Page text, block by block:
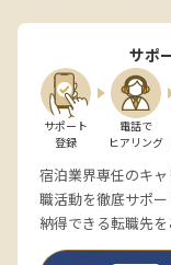
サポ
サポート
登録
電話で
ヒアリング
宿泊業界専任のキ
職活動を徹底サポー
納得できる転職先を